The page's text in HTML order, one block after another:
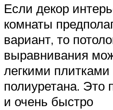
Если декор
комнаты
вариант, то
выравнивания
легкими плитками
полиуретана. Это
и очень быстро